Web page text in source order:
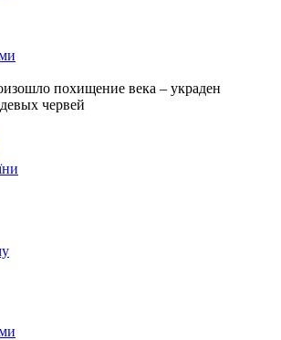
похищение века – украден
червей